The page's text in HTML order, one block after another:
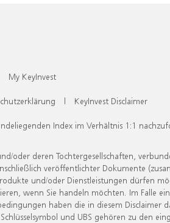
My KeyInvest
| KeyInvest Disclaimer
Index im Verhältnis 1:1
oder deren Tochtergesellschaften,
veröffentlichter Dokumente
und/oder Dienstleistungen dürfen
wenn Sie handeln möchten. Im Falle
haben die in diesem Disclaimer
und UBS gehören zu den